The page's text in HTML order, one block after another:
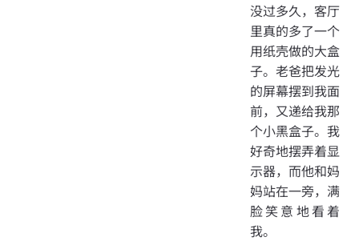
没过多久，客厅
里真的多了一个
用纸壳做的大盒
子。老爸把发光
的屏幕摆到我面
前，又递给我那
个小黑盒子。我
好奇地摆弄着显
示器，而他和妈
妈站在一旁，满
脸笑意地看着
我。